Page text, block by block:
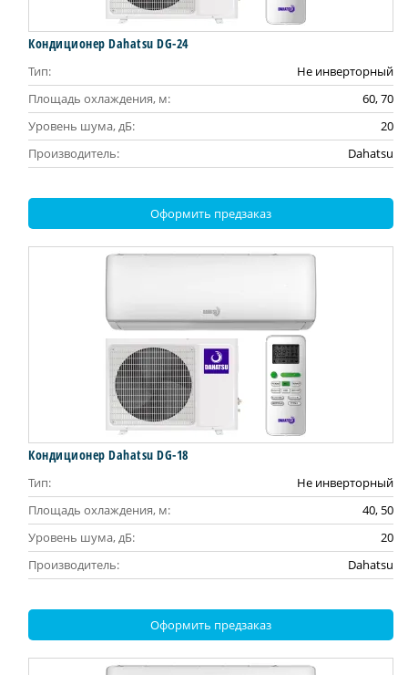
Кондиционер Dahatsu DG-24
Тип:
Не инверторный
Площадь охлаждения, м:
60, 70
Уровень шума, дБ:
20
Производитель:
Dahatsu
Оформить предзаказ
Кондиционер Dahatsu DG-18
Тип:
Не инверторный
Площадь охлаждения, м:
40, 50
Уровень шума, дБ:
20
Производитель:
Dahatsu
Оформить предзаказ